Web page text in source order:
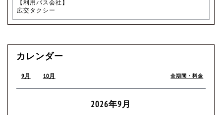
【利用バス会社】
広交タクシー
カレンダー
9月 10月 全期間・料金
2026年9月